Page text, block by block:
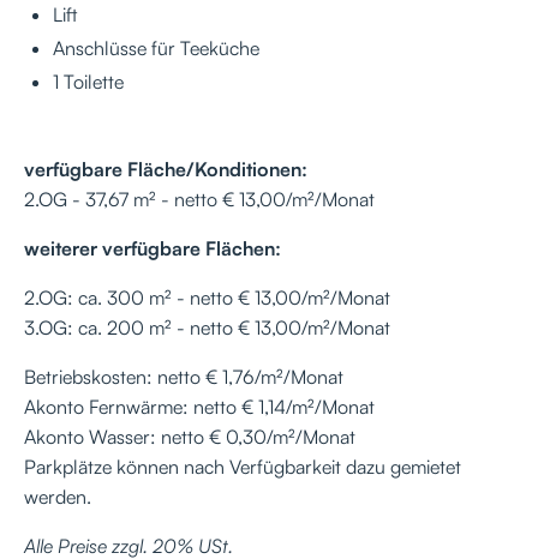
Lift
Anschlüsse für Teeküche
1 Toilette
verfügbare Fläche/Konditionen:
2.OG - 37,67 m² - netto € 13,00/m²/Monat
weiterer verfügbare Flächen:
2.OG: ca. 300 m² - netto € 13,00/m²/Monat
3.OG: ca. 200 m² - netto € 13,00/m²/Monat
Betriebskosten: netto € 1,76/m²/Monat
Akonto Fernwärme: netto € 1,14/m²/Monat
Akonto Wasser: netto € 0,30/m²/Monat
Parkplätze können nach Verfügbarkeit dazu gemietet
werden.
Alle Preise zzgl. 20% USt.